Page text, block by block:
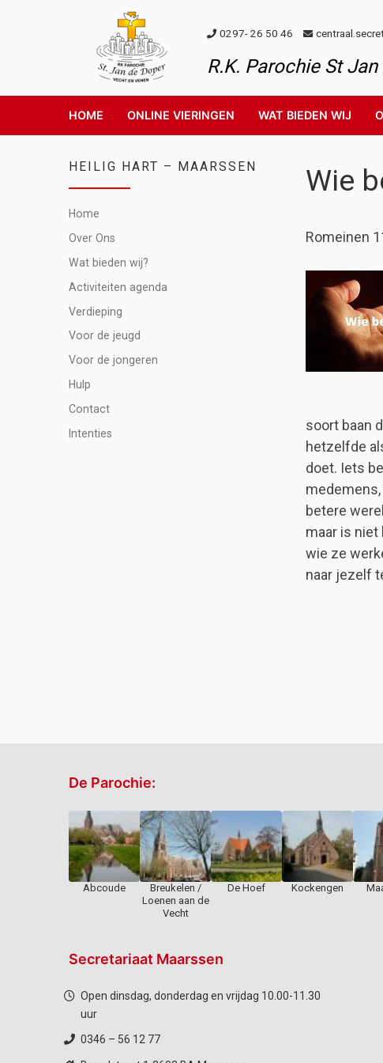
0297- 26 50 46
R.K. Parochie St
HOME ONLINE VIERINGEN WAT BIEDEN WIJ
Wie
Romeinen
soort baan
hetzelfde
doet. Iets
betere
maar is
wie ze
naar jezelf
HEILIG HART – MAARSSEN
Home
Over Ons
Wat bieden wij?
Activiteiten agenda
Verdieping
Voor de jeugd
Voor de jongeren
Hulp
Contact
Intenties
De Parochie:
Abcoude
Breukelen /
Loenen aan de
Vecht
De Hoef Kockengen
Secretariaat Maarssen
Open dinsdag, donderdag en vrijdag 10.00-11.30
uur
0346 – 56 12 77